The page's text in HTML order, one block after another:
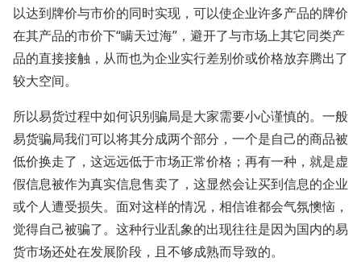
以达到牌价与市价的同时实现，可以使企业许多产品的牌价
在其产品的市价下“瞒天过海”，避开了与市场上其它同类产
品的直接接触，从而也为企业实行差别价或价格放弃腾出了
较大空间。
所以易货过程中如何识别骗局是大家需要小心谨慎的。一般
易货骗局我们可以将其分成两个部分，一个是自己的商品被
低价换走了，这远远低于市场正常价格；再有一种，就是虚
假信息被作为真实信息售卖了，这显然会让买到信息的企业
或个人遭受损失。面对这样的情况，相信谁都会气氛懊恼，
觉得自己被骗了。这种行业乱象的出现往往是因为国内的易
货市场还处在发展阶段，且不够成熟而导致的。